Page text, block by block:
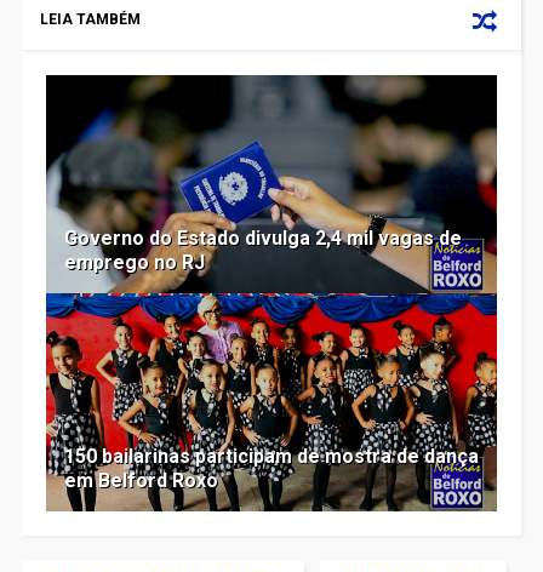
LEIA TAMBÉM
Governo do Estado divulga 2,4 mil vagas de
emprego no RJ
150 bailarinas participam de mostra de dança
em Belford Roxo